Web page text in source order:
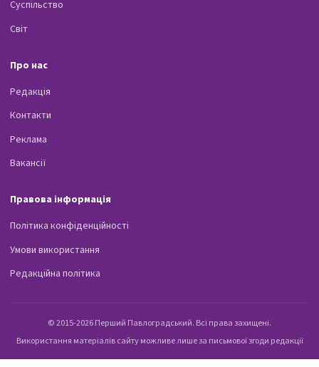
Суспільство
Світ
Про нас
Редакція
Контакти
Реклама
Вакансії
Правова інформація
Політика конфіденційності
Умови використання
Редакційна політика
© 2015-2026 Перший Павлоградський. Всі права захищені.
Використання матеріалів сайту можливе лише за письмової згоди редакції